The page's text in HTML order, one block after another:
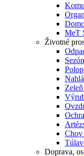
MeT
Životné
Chov
Doprava,